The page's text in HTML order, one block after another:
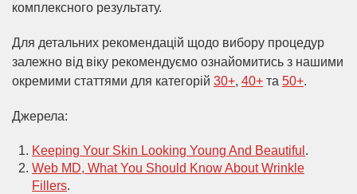
комплексного результату.
Для детальних рекомендацій щодо вибору процедур
залежно від віку рекомендуємо ознайомитись з нашими
окремими статтями для категорій 30+, 40+ та 50+.
Джерела:
Keeping Your Skin Looking Young And Beautiful .
Web MD, What You Should Know About Wrinkle
Fillers.